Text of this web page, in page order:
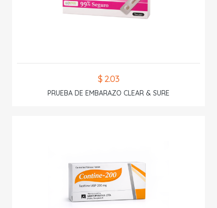
$ 2.03
PRUEBA DE EMBARAZO CLEAR & SURE